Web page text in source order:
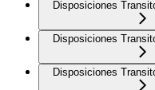
Disposiciones
Disposiciones
Disposiciones